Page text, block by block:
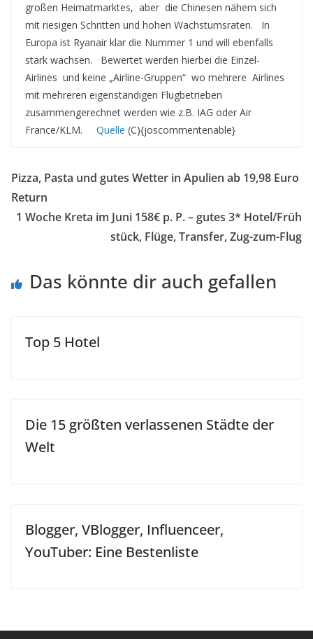
großen Heimatmarktes, aber die Chinesen nähern sich
mit riesigen Schritten und hohen Wachstumsraten. In
Europa ist Ryanair klar die Nummer 1 und will ebenfalls
stark wachsen. Bewertet werden hierbei die Einzel-
Airlines und keine „Airline-Gruppen“ wo mehrere Airlines
mit mehreren eigenständigen Flugbetrieben
zusammengerechnet werden wie z.B. IAG oder Air
France/KLM. Quelle (C){joscommentenable}
Pizza, Pasta und gutes Wetter in Apulien ab 19,98 Euro
Return
1 Woche Kreta im Juni 158€ p. P. – gutes 3* Hotel/Früh
stück, Flüge, Transfer, Zug-zum-Flug
Das könnte dir auch gefallen
Top 5 Hotel
Die 15 größten verlassenen Städte der
Welt
Blogger, VBlogger, Influenceer,
YouTuber: Eine Bestenliste